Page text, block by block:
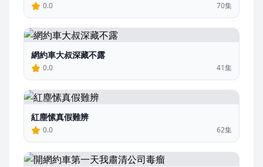
0.0 70集
網約車大叔深藏不露
0.0 41集
紅塵愫真假難辨
0.0 62集